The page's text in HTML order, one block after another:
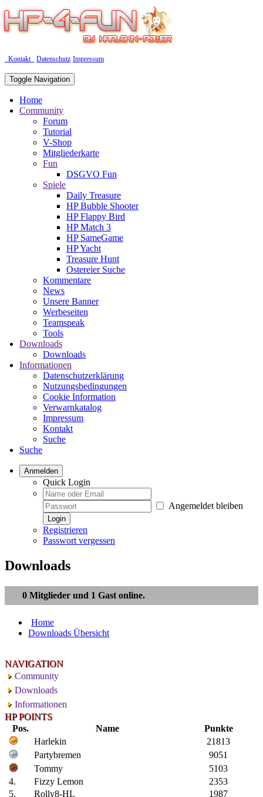
Kontakt Datenschutz Impressum
Toggle Navigation
Home
Community
Forum
Tutorial
V-Shop
Mitgliederkarte
Fun
DSGVO Fun
Spiele
Daily Treasure
HP Bubble Shooter
HP Flappy Bird
HP Match 3
HP SameGame
HP Yacht
Treasure Hunt
Ostereier Suche
Kommentare
News
Unsere Banner
Werbeseiten
Teamspeak
Tools
Downloads
Downloads
Informationen
Datenschutzerklärung
Nutzungsbedingungen
Cookie Information
Verwarnkatalog
Impressum
Kontakt
Suche
Suche
Anmelden
Quick Login
Angemeldet bleiben
Login
Registrieren
Passwort vergessen
Downloads
0 Mitglieder und 1 Gast online.
Home
Downloads Übersicht
NAVIGATION
Community
Downloads
Informationen
HP POINTS
Pos.
Name
Punkte
Harlekin
21813
Partybremen
9051
Tommy
5103
4.
Fizzy Lemon
2353
5.
Rolly8-HL
1987